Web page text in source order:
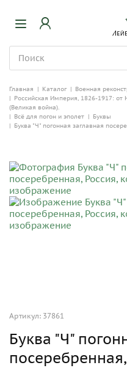
Главная | Каталог | Военная
| Российская Империя, 1826-1917:
(Великая война).
| Всё для погон и эполет | Буквы
| Буква "Ч" погонная заглавная
Артикул: 37861
Буква "Ч"